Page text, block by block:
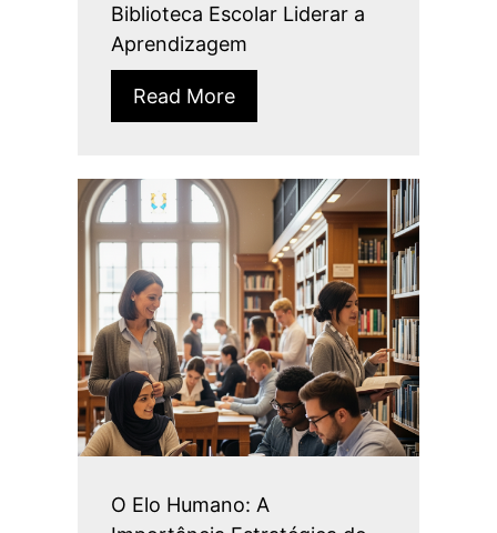
Biblioteca Escolar Liderar a
Aprendizagem
Read More
O Elo Humano: A